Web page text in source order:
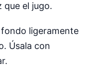
que el jugo.
fondo ligeramente
Úsala con